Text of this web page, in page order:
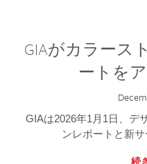
GIAがカラース
ートを
GIAは2026年1月1日、デ
ンレポートと新サ